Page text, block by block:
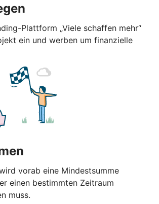
Plattform „Viele schaffen mehr“
ein und werben um finanzielle
vorab eine Mindestsumme
einen bestimmten Zeitraum
muss.